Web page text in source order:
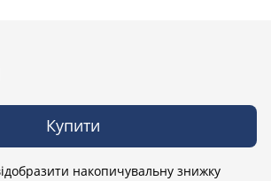
Купити
накопичувальну знижку